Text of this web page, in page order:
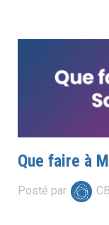
Que faire à
Posté par